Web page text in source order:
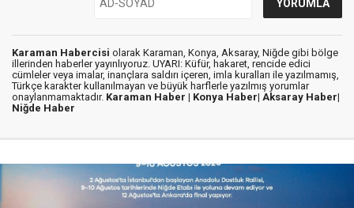
Karaman Habercisi olarak Karaman, Konya, Aksaray, Niğde gibi bölge
illerinden haberler yayınlıyoruz. UYARI: Küfür, hakaret, rencide edici
cümleler veya imalar, inançlara saldırı içeren, imla kuralları ile yazılmamış,
Türkçe karakter kullanılmayan ve büyük harflerle yazılmış yorumlar
onaylanmamaktadır. Karaman Haber | Konya Haber| Aksaray Haber|
Niğde Haber